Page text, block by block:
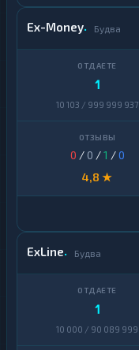
Ex-Money Будва
1
10 103 / 999 999 937
0 / 0 /1 /0
4,8 ★
ExLine Будва
1
10 000 / 90 089 999